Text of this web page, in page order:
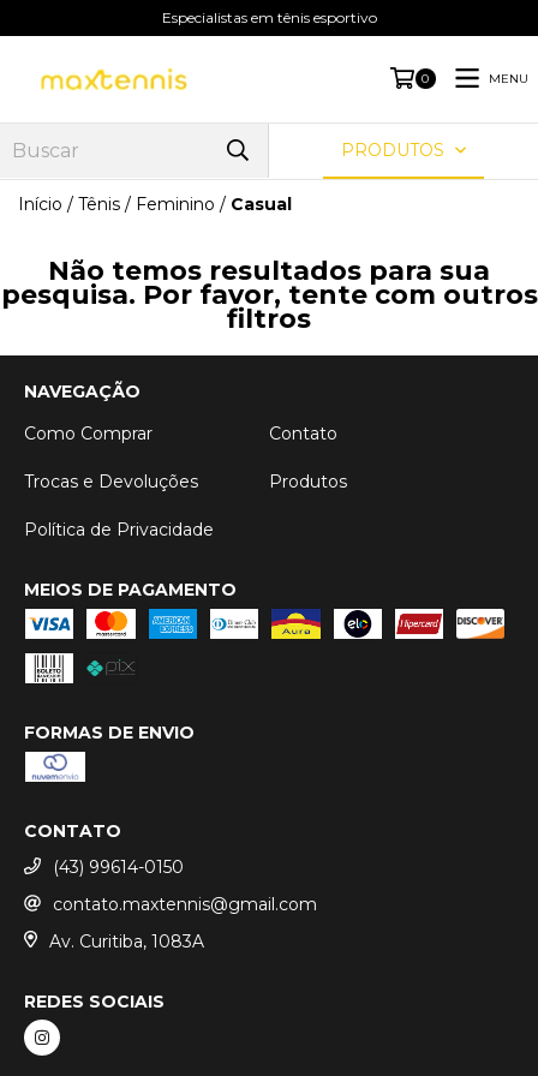
Especialistas em tênis esportivo
0 MENU
PRODUTOS
Início / Tênis / Feminino / Casual
Não temos resultados para sua
pesquisa. Por favor, tente com outros
filtros
NAVEGAÇÃO
Como Comprar
Contato
Trocas e Devoluções Produtos
Política de Privacidade
MEIOS DE PAGAMENTO
FORMAS DE ENVIO
CONTATO
(43) 99614-0150
contato.maxtennis@gmail.com
Av. Curitiba, 1083A
REDES SOCIAIS